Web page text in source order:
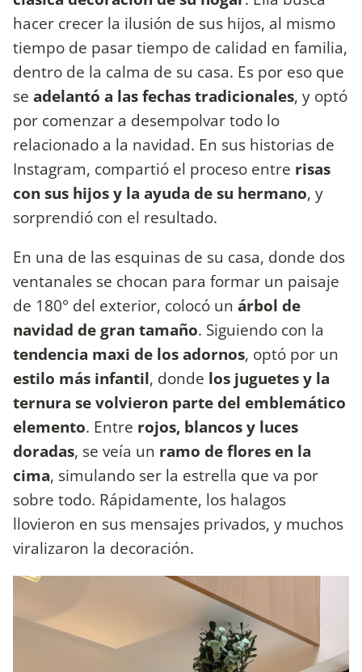
hacer crecer la ilusión de sus hijos, al mismo
tiempo de pasar tiempo de calidad en familia,
dentro de la calma de su casa. Es por eso que
se adelantó a las fechas tradicionales, y optó
por comenzar a desempolvar todo lo
relacionado a la navidad. En sus historias de
Instagram, compartió el proceso entre risas
con sus hijos y la ayuda de su hermano, y
sorprendió con el resultado.
En una de las esquinas de su casa, donde dos
ventanales se chocan para formar un paisaje
de 180° del exterior, colocó un árbol de
navidad de gran tamaño. Siguiendo con la
tendencia maxi de los adornos, optó por un
estilo más infantil, donde los juguetes y la
ternura se volvieron parte del emblemático
elemento. Entre rojos, blancos y luces
doradas, se veía un ramo de flores en la
cima, simulando ser la estrella que va por
sobre todo. Rápidamente, los halagos
llovieron en sus mensajes privados, y muchos
viralizaron la decoración.